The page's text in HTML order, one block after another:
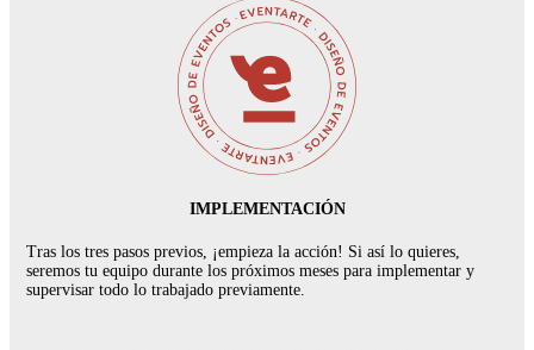
IMPLEMENTACIÓN
Tras los tres pasos previos, ¡empieza la acción! Si así lo quieres,
seremos tu equipo durante los próximos meses para implementar y
supervisar todo lo trabajado previamente.